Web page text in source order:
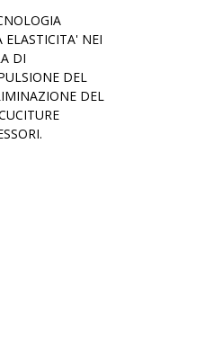
ELASTICITA' NEI
DI
DEL
DEL